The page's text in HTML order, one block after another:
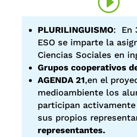
PLURILINGUISMO: En
ESO se imparte la
Ciencias Sociales en
Grupos cooperativos
AGENDA 21,en el
medioambiente los
participan
sus propios
representantes.